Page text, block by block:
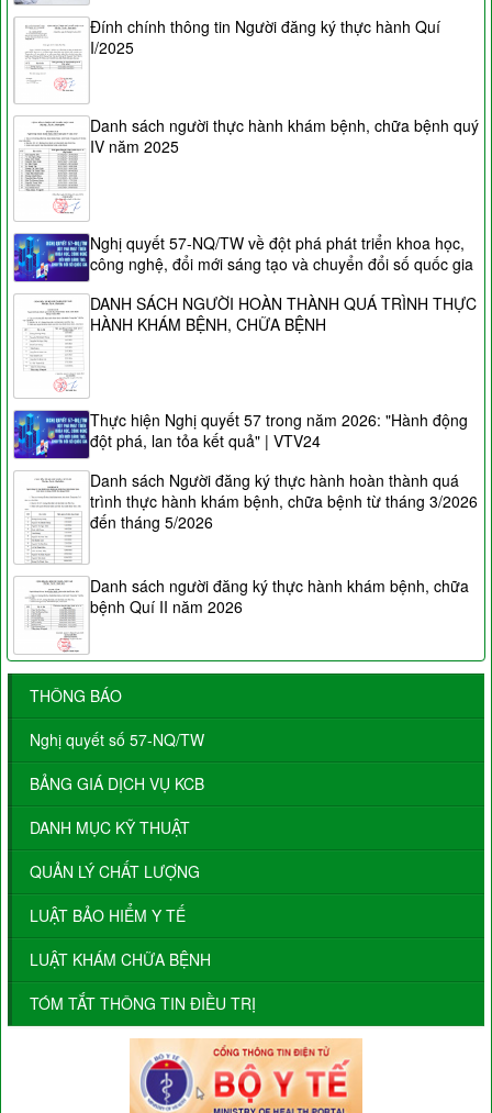
Đính chính thông tin Người đăng ký thực hành Quí
I/2025
Danh sách người thực hành khám bệnh, chữa bệnh quý
IV năm 2025
Nghị quyết 57-NQ/TW về đột phá phát triển khoa học,
công nghệ, đổi mới sáng tạo và chuyển đổi số quốc gia
DANH SÁCH NGƯỜI HOÀN THÀNH QUÁ TRÌNH THỰC
HÀNH KHÁM BỆNH, CHỮA BỆNH
Thực hiện Nghị quyết 57 trong năm 2026: "Hành động
đột phá, lan tỏa kết quả" | VTV24
Danh sách Người đăng ký thực hành hoàn thành quá
trình thực hành khám bệnh, chữa bệnh từ tháng 3/2026
đến tháng 5/2026
Danh sách người đăng ký thực hành khám bệnh, chữa
bệnh Quí II năm 2026
THÔNG BÁO
Nghị quyết số 57-NQ/TW
BẢNG GIÁ DỊCH VỤ KCB
DANH MỤC KỸ THUẬT
QUẢN LÝ CHẤT LƯỢNG
LUẬT BẢO HIỂM Y TẾ
LUẬT KHÁM CHỮA BỆNH
TÓM TẮT THÔNG TIN ĐIỀU TRỊ